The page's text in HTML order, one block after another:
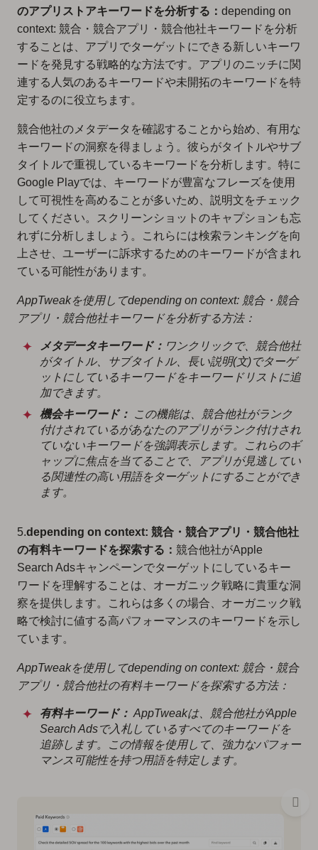
のアプリストアキーワードを分析する： depending on
context: 競合・競合アプリ・競合他社キーワードを分析
することは、アプリでターゲットにできる新しいキーワ
ードを発見する戦略的な方法です。アプリのニッチに関
連する人気のあるキーワードや未開拓のキーワードを特
定するのに役立ちます。
競合他社のメタデータを確認することから始め、有用な
キーワードの洞察を得ましょう。彼らがタイトルやサブ
タイトルで重視しているキーワードを分析します。特に
Google Playでは、キーワードが豊富なフレーズを使用
して可視性を高めることが多いため、説明文をチェック
してください。スクリーンショットのキャプションも忘
れずに分析しましょう。これらには検索ランキングを向
上させ、ユーザーに訴求するためのキーワードが含まれ
ている可能性があります。
AppTweakを使用してdepending on context: 競合・競合
アプリ・競合他社キーワードを分析する方法：
メタデータキーワード： ワンクリックで、競合他社
がタイトル、サブタイトル、長い説明(文)でターゲ
ットにしているキーワードをキーワードリストに追
加できます。
機会キーワード： この機能は、競合他社がランク
付けされているがあなたのアプリがランク付けされ
ていないキーワードを強調表示します。これらのギ
ャップに焦点を当てることで、アプリが見逃してい
る関連性の高い用語をターゲットにすることができ
ます。
5.depending on context: 競合・競合アプリ・競合他社
の有料キーワードを探索する： 競合他社がApple
Search Adsキャンペーンでターゲットにしているキー
ワードを理解することは、オーガニック戦略に貴重な洞
察を提供します。これらは多くの場合、オーガニック戦
略で検討に値する高パフォーマンスのキーワードを示し
ています。
AppTweakを使用してdepending on context: 競合・競合
アプリ・競合他社の有料キーワードを探索する方法：
有料キーワード： AppTweakは、競合他社がApple
Search Adsで入札しているすべてのキーワードを
追跡します。この情報を使用して、強力なパフォー
マンス可能性を持つ用語を特定します。